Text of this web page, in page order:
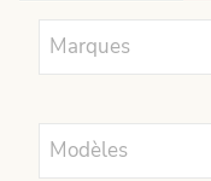
Marques
Modèles